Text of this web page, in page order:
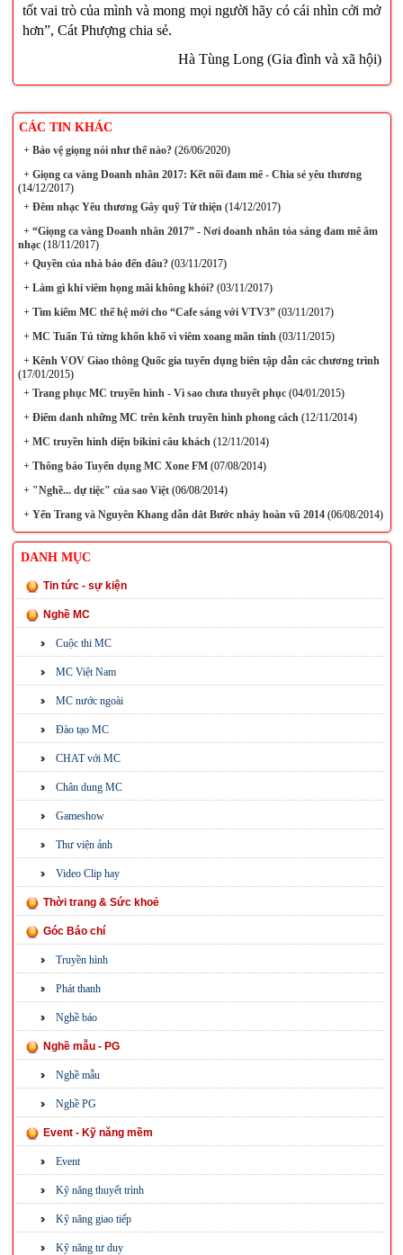
tốt vai trò của mình và mong mọi người hãy có cái nhìn cởi mở
hơn”, Cát Phượng chia sẻ.
Hà Tùng Long (Gia đình và xã hội)
CÁC TIN KHÁC
+Bảo vệ giọng nói như thế nào?(26/06/2020)
+Giọng ca vàng Doanh nhân 2017: Kết nối đam mê - Chia sẻ yêu thương
(14/12/2017)
+Đêm nhạc Yêu thương Gây quỹ Từ thiện(14/12/2017)
+“Giọng ca vàng Doanh nhân 2017” - Nơi doanh nhân tỏa sáng đam mê âm
nhạc(18/11/2017)
+Quyền của nhà báo đến đâu?(03/11/2017)
+Làm gì khi viêm họng mãi không khỏi?(03/11/2017)
+Tìm kiếm MC thế hệ mới cho “Cafe sáng với VTV3”(03/11/2017)
+MC Tuấn Tú từng khốn khổ vì viêm xoang mãn tính(03/11/2015)
+Kênh VOV Giao thông Quốc gia tuyển dụng biên tập dẫn các chương trình
(17/01/2015)
+Trang phục MC truyền hình - Vì sao chưa thuyết phục(04/01/2015)
+Điểm danh những MC trên kênh truyền hình phong cách(12/11/2014)
+MC truyền hình diện bikini câu khách(12/11/2014)
+Thông báo Tuyển dụng MC Xone FM(07/08/2014)
+"Nghề... dự tiệc" của sao Việt(06/08/2014)
+Yến Trang và Nguyên Khang dẫn dắt Bước nhảy hoàn vũ 2014(06/08/2014)
DANH MỤC
Tin tức - sự kiện
Nghề MC
Cuộc thi MC
MC Việt Nam
MC nước ngoài
Đào tạo MC
CHAT với MC
Chân dung MC
Gameshow
Thư viện ảnh
Video Clip hay
Thời trang & Sức khoẻ
Góc Báo chí
Truyền hình
Phát thanh
Nghề báo
Nghề mẫu - PG
Nghề mẫu
Nghề PG
Event - Kỹ năng mềm
Event
Kỹ năng thuyết trình
Kỹ năng giao tiếp
Kỹ năng tư duy